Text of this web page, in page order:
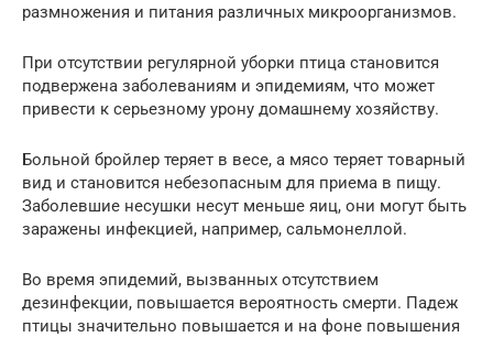
размножения и питания различных микроорганизмов.
При отсутствии регулярной уборки птица становится
подвержена заболеваниям и эпидемиям, что может
привести к серьезному урону домашнему хозяйству.
Больной бройлер теряет в весе, а мясо теряет товарный
вид и становится небезопасным для приема в пищу.
Заболевшие несушки несут меньше яиц, они могут быть
заражены инфекцией, например, сальмонеллой.
Во время эпидемий, вызванных отсутствием
дезинфекции, повышается вероятность смерти. Падеж
птицы значительно повышается и на фоне повышения